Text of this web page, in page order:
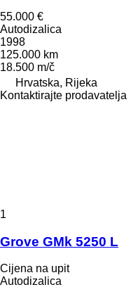
55.000 €
Autodizalica
1998
125.000 km
18.500 m/č
Hrvatska, Rijeka
Kontaktirajte prodavatelja
1
Grove GMk 5250 L
Cijena na upit
Autodizalica